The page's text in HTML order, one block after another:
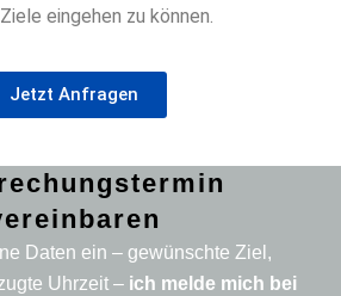
eingehen zu können.
Jetzt Anfragen
Daten ein – gewünschte Ziel,
Uhrzeit – ich melde mich bei